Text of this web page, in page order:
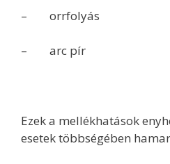
– orrfolyás
– arc pír
Ezek a mellékhatások
esetek többségében